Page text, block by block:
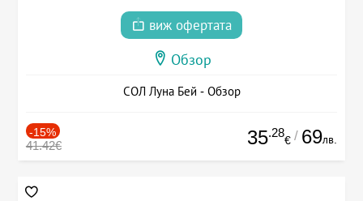
виж офертата
Обзор
СОЛ Луна Бей - Обзор
-15%
41.42€ 35.28
€ / 69лв.